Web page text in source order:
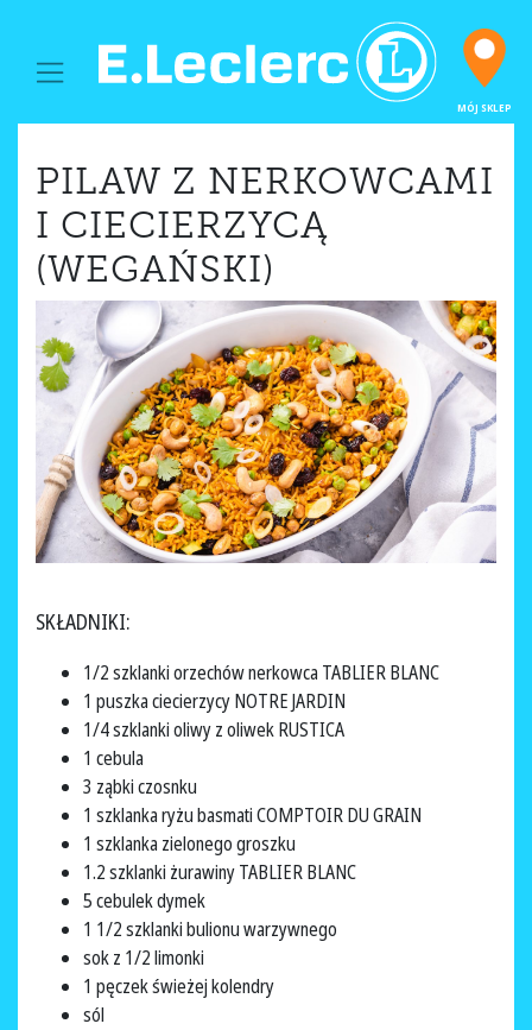
MAIN NAVIGATION
MÓJ SKLEP
PILAW Z NERKOWCAMI
I CIECIERZYCĄ
(WEGAŃSKI)
SKŁADNIKI:
1/2 szklanki orzechów nerkowca TABLIER BLANC
1 puszka ciecierzycy NOTRE JARDIN
1/4 szklanki oliwy z oliwek RUSTICA
1 cebula
3 ząbki czosnku
1 szklanka ryżu basmati COMPTOIR DU GRAIN
1 szklanka zielonego groszku
1.2 szklanki żurawiny TABLIER BLANC
5 cebulek dymek
1 1/2 szklanki bulionu warzywnego
sok z 1/2 limonki
1 pęczek świeżej kolendry
sól